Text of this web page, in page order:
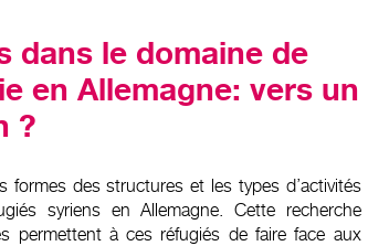
dans le domaine de
en Allemagne: vers un
?
formes des structures et les types d’activités
syriens en Allemagne. Cette recherche
permettent à ces réfugiés de faire face aux